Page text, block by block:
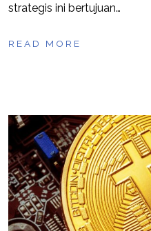
strategis ini bertujuan…
READ MORE